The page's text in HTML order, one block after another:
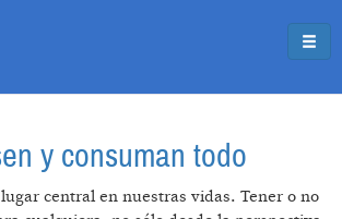
y consuman todo
central en nuestras vidas. Tener o no